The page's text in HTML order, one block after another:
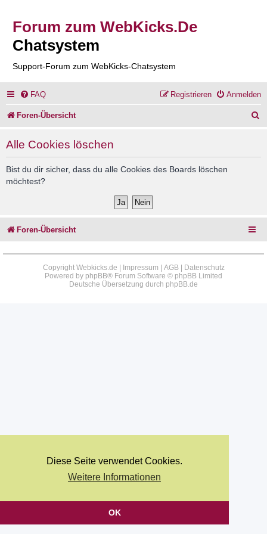
Diese Seite verwendet Cookies.
Weitere Informationen
OK
Forum zum WebKicks.De
Chatsystem
Support-Forum zum WebKicks-Chatsystem
FAQ Anmelden
Registrieren
Foren-Übersicht
Alle Cookies löschen
Bist du dir sicher, dass du alle Cookies des Boards löschen
möchtest?
Foren-Übersicht
Copyright Webkicks.de | Impressum AGB|
Datenschutz
Powered by phpBB® Forum Software © phpBB Limited
Deutsche Übersetzung durch phpBB.de